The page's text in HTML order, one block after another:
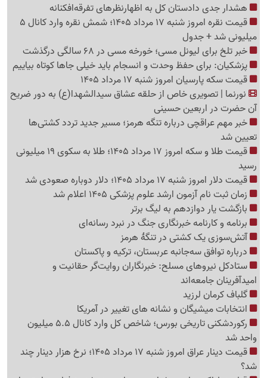
هشدار جدی دادستان کل به اظهارنظرهای تفرقه‌افکنانه
قیمت نقره امروز شنبه 17 مرداد 1405؛ شمش نقره وارد کانال 5
میلیونی شد + جدول
خبر تلخ برای لیونل مسی؛ خورخه مسی در 68 سالگی درگذشت
پزشکیان: برای حفظ وحدت و انسجام باید خیلی جاها کوتاه بیاییم
قیمت سکه پارسیان امروز شنبه 17 مرداد 1405
نورنما | تصویری خاص از حلقه عشاق سیدالشهدا(ع) به دور ضریح
آن حضرت در اربعین حسینی
خبر مهم عراقچی درباره تنگه هرمز؛ مسیر جدید تردد کشتی‌ها
تعیین شد
قیمت طلا و سکه امروز 17 مرداد 1405؛ طلا به سکوی 19 میلیونی
رسید
قیمت دلار امروز شنبه 17 مرداد 1405؛ دلار دوباره صعودی شد
زمان ثبت نام آزمون ارشد علوم پزشکی 1405 اعلام شد
بازگشت یار دوازدهم به لیگ برتر
برنامه و کارنامه خبرنگاری جنگ در نبرد رسانه‌ای
آتش‌سوزی یک کشتی در تنگهٔ هرمز
درباره توافق سه‌جانبه عربستان، ترکیه و پاکستان
ستادکل نیروهای مسلح: خبرنگاران روایت‌گر حقانیت و
امیدآفرینان جامعه‌اند
گلباف کرمان لرزید
انتخابات میشیگان و نشانه های تغییر در آمریکا
رکوردشکنی تاریخی بورس؛ شاخص کل وارد کانال 5.5 میلیون
واحد شد
قیمت دینار عراق امروز شنبه 17 مرداد 1405؛ نرخ هزار دینار چند
شد؟